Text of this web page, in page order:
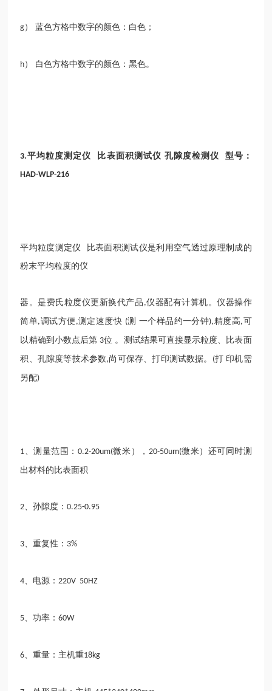
g） 蓝色方格中数字的颜色：白色；
h） 白色方格中数字的颜色：黑色。
3.平均粒度测定仪 比表面积测试仪 孔隙度检测仪 型号：
HAD-WLP-216
平均粒度测定仪
比表面积测试仪是利用空气透过原理制成的
粉末平均粒度的仪
器。是费氏粒度仪更新换代产品 ,仪器配有计算机。仪器操作
简单,调试方便 ,测定速度快 (测 一个样品约一分钟),精度高,可
以精确到小数点后第 3位 。测试结果可直接显示粒度、比表面
积、孔隙度等技术参数,尚可保存、打印测试数据。 (打 印机需
另配)
1 、测量范围： 0.2-20um(微米）， 20-50um(微米）还可同时测
出材料的比表面积
2 、孙隙度：0.25-0.95
3 、重复性： 3%
4 、电源： 220V 50HZ
5 、功率：60W
6 、重量：主机重18kg